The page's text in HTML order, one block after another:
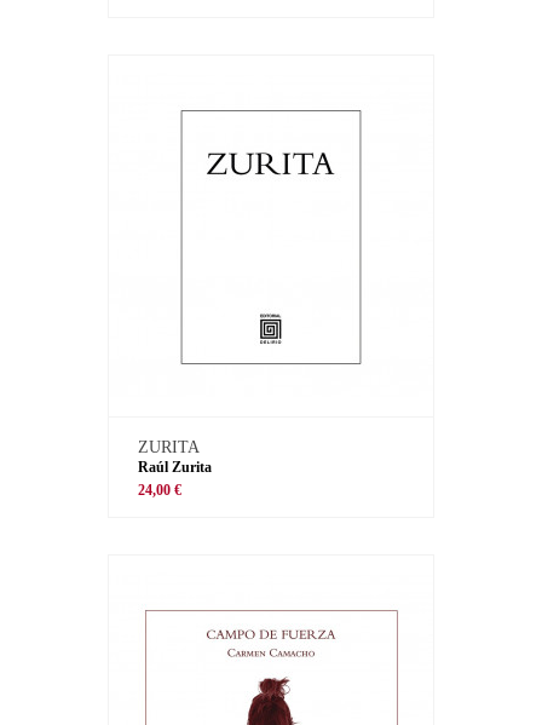
ZURITA
Raúl Zurita
24,00 €